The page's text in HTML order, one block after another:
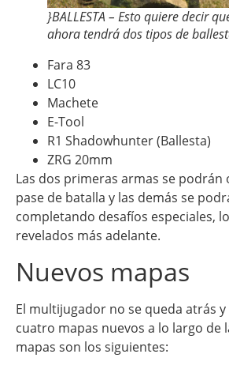
}BALLESTA – Esto quiere decir
ahora tendrá dos tipos de
Fara 83
LC10
Machete
E-Tool
R1 Shadowhunter (Ballesta)
ZRG 20mm
Las dos primeras armas se podrán
pase de batalla y las demás se
completando desafíos especiales,
revelados más adelante.
Nuevos mapas
El multijugador no se queda atrás
cuatro mapas nuevos a lo largo de
mapas son los siguientes: